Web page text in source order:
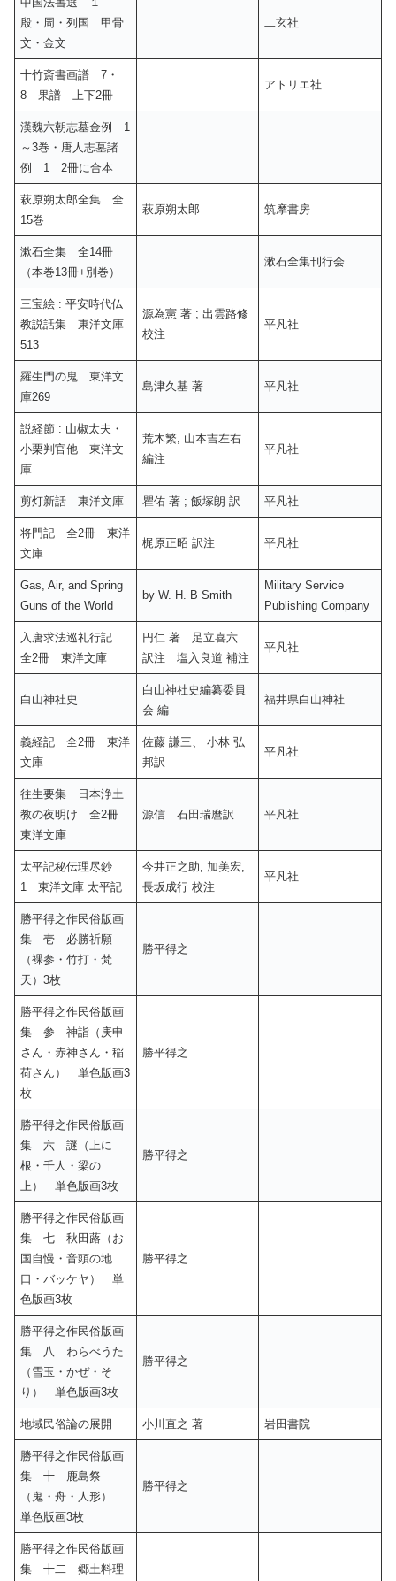
殷・周・列国 甲骨
文・金文
二玄社
十竹斎書画譜 7・
8 果譜 上下2冊
アトリエ社
漢魏六朝志墓金例 1
～3巻・唐人志墓諸
例 1 2冊に合本
萩原朔太郎全集 全
15巻
萩原朔太郎 筑摩書房
漱石全集 全14冊
（本巻13冊+別巻）
漱石全集刊行会
三宝絵 : 平安時代仏
教説話集 東洋文庫
513
源為憲 著 ; 出雲路修
校注
平凡社
羅生門の鬼 東洋文
庫269
島津久基 著 平凡社
説経節 : 山椒太夫・
小栗判官他 東洋文
庫
荒木繁, 山本吉左右
編注
平凡社
剪灯新話 東洋文庫 瞿佑 著 ; 飯塚朗 訳 平凡社
将門記 全2冊 東洋
文庫
梶原正昭 訳注 平凡社
Gas, Air, and Spring
Guns of the World
by W. H. B Smith
Military Service
Publishing Company
入唐求法巡礼行記
全2冊 東洋文庫
円仁 著 足立喜六
訳注 塩入良道 補注
平凡社
白山神社史
白山神社史編纂委員
会 編
福井県白山神社
義経記 全2冊 東洋
文庫
佐藤 謙三、 小林 弘
邦訳
平凡社
往生要集 日本浄土
教の夜明け 全2冊
東洋文庫
源信 石田瑞麿訳 平凡社
太平記秘伝理尽鈔
1 東洋文庫 太平記
今井正之助, 加美宏,
長坂成行 校注
平凡社
勝平得之作民俗版画
集 壱 必勝祈願
（裸参・竹打・梵
天）3枚
勝平得之
勝平得之作民俗版画
集 参 神詣（庚申
さん・赤神さん・稲
荷さん） 単色版画3
枚
勝平得之
勝平得之作民俗版画
集 六 謎（上に
根・千人・梁の
上） 単色版画3枚
勝平得之
勝平得之作民俗版画
集 七 秋田蕗（お
国自慢・音頭の地
口・バッケヤ） 単
色版画3枚
勝平得之
勝平得之作民俗版画
集 八 わらべうた
（雪玉・かぜ・そ
り） 単色版画3枚
勝平得之
地域民俗論の展開 小川直之 著 岩田書院
勝平得之作民俗版画
集 十 鹿島祭
（鬼・舟・人形）
単色版画3枚
勝平得之
勝平得之作民俗版画
集 十二 郷土料理